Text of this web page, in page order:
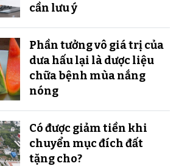
cần lưu ý
Phần tưởng vô giá trị của
dưa hấu lại là dược liệu
chữa bệnh mùa nắng
nóng
Có được giảm tiền khi
chuyển mục đích đất
tặng cho?